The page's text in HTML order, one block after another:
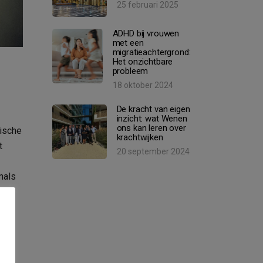
25 februari 2025
ADHD bij vrouwen
met een
migratieachtergrond:
Het onzichtbare
probleem
18 oktober 2024
De kracht van eigen
inzicht: wat Wenen
ons kan leren over
krachtwijken
20 september 2024